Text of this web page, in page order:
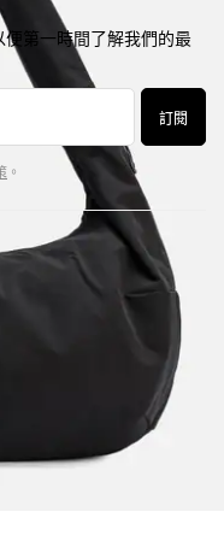
第一時間了解我們的最
訂閱
。